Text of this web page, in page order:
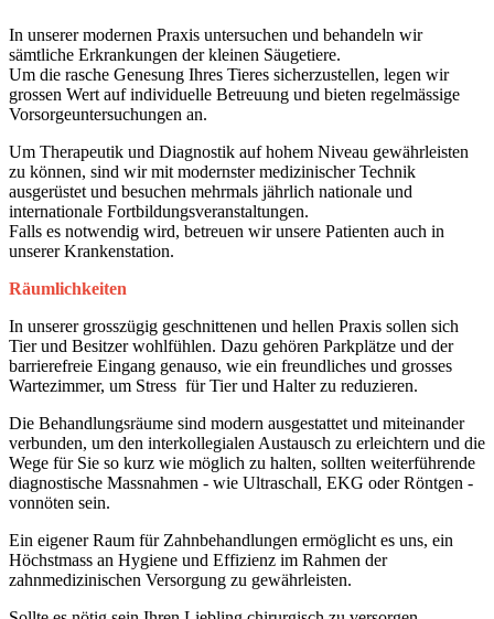
In unserer modernen Praxis untersuchen und behandeln wir
sämtliche Erkrankungen der kleinen Säugetiere.
Um die rasche Genesung Ihres Tieres sicherzustellen, legen wir
grossen Wert auf individuelle Betreuung und bieten regelmässige
Vorsorgeuntersuchungen an.
Um Therapeutik und Diagnostik auf hohem Niveau gewährleisten
zu können, sind wir mit modernster medizinischer Technik
ausgerüstet und besuchen mehrmals jährlich nationale und
internationale Fortbildungsveranstaltungen.
Falls es notwendig wird, betreuen wir unsere Patienten auch in
unserer Krankenstation.
Räumlichkeiten
In unserer grosszügig geschnittenen und hellen Praxis sollen sich
Tier und Besitzer wohlfühlen. Dazu gehören Parkplätze und der
barrierefreie Eingang genauso, wie ein freundliches und grosses
Wartezimmer, um Stress für Tier und Halter zu reduzieren.
Die Behandlungsräume sind modern ausgestattet und miteinander
verbunden, um den interkollegialen Austausch zu erleichtern und die
Wege für Sie so kurz wie möglich zu halten, sollten weiterführende
diagnostische Massnahmen - wie Ultraschall, EKG oder Röntgen -
vonnöten sein.
Ein eigener Raum für Zahnbehandlungen ermöglicht es uns, ein
Höchstmass an Hygiene und Effizienz im Rahmen der
zahnmedizinischen Versorgung zu gewährleisten.